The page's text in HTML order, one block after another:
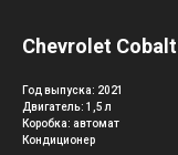
Chevrolet Cobalt
Год выпуска: 2021
Двигатель: 1,5 л
Коробка: автомат
Кондиционер